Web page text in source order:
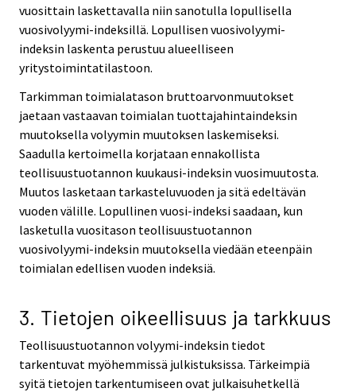
vuosittain laskettavalla niin sanotulla lopullisella
vuosivolyymi-indeksillä. Lopullisen vuosivolyymi-
indeksin laskenta perustuu alueelliseen
yritystoimintatilastoon.
Tarkimman toimialatason bruttoarvonmuutokset
jaetaan vastaavan toimialan tuottajahintaindeksin
muutoksella volyymin muutoksen laskemiseksi.
Saadulla kertoimella korjataan ennakollista
teollisuustuotannon kuukausi-indeksin vuosimuutosta.
Muutos lasketaan tarkasteluvuoden ja sitä edeltävän
vuoden välille. Lopullinen vuosi-indeksi saadaan, kun
lasketulla vuositason teollisuustuotannon
vuosivolyymi-indeksin muutoksella viedään eteenpäin
toimialan edellisen vuoden indeksiä.
3. Tietojen oikeellisuus ja tarkkuus
Teollisuustuotannon volyymi-indeksin tiedot
tarkentuvat myöhemmissä julkistuksissa. Tärkeimpiä
syitä tietojen tarkentumiseen ovat julkaisuhetkellä